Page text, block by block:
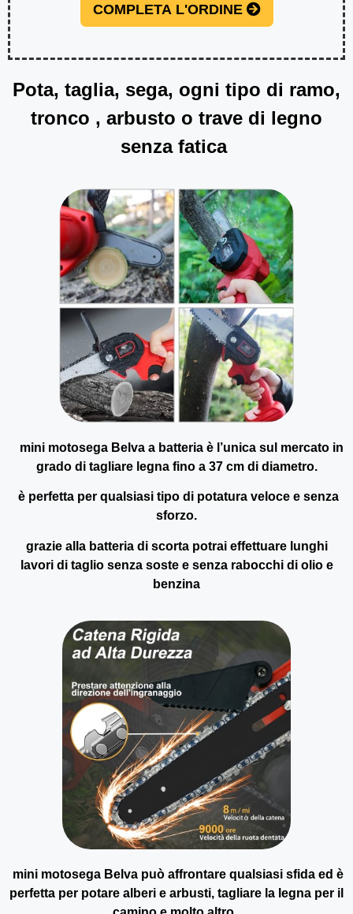
COMPLETA L'ORDINE
Pota, taglia, sega, ogni tipo di ramo,
tronco , arbusto o trave di legno
senza fatica
mini motosega Belva a batteria è l’unica sul mercato in
grado di tagliare legna fino a 37 cm di diametro.
è perfetta per qualsiasi tipo di potatura veloce e senza
sforzo.
grazie alla batteria di scorta potrai effettuare lunghi
lavori di taglio senza soste e senza rabocchi di olio e
benzina
mini motosega Belva può affrontare qualsiasi sfida ed è
perfetta per potare alberi e arbusti, tagliare la legna per il